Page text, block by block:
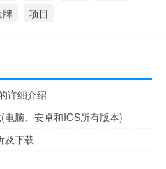
牌 项目
详细介绍
脑、安卓和IOS所有版本)
及下载